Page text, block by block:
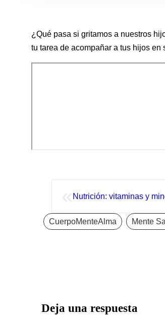
¿Qué pasa si gritamos a nuestros
tu tarea de acompañar a tus hijos en
Nutrición: vitaminas y
CuerpoMenteAlma Mente
Deja una respuesta